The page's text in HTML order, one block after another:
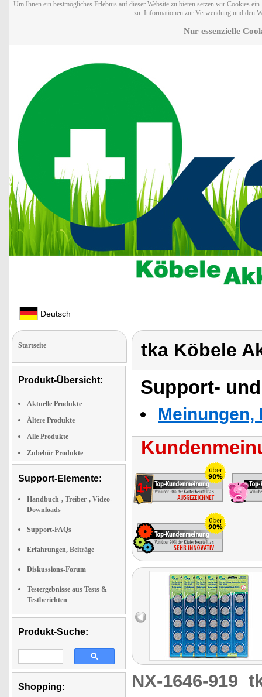
Um Ihnen ein bestmögliches Erlebnis auf dieser Website zu bieten setzen wir Cookies
zu. Informationen zur Verwendung und den
Nur essenzielle
Deutsch
Startseite
Produkt-Übersicht:
Aktuelle Produkte
Ältere Produkte
Alle Produkte
Zubehör Produkte
Support-Elemente:
Handbuch-, Treiber-, Video-
Downloads
Support-FAQs
Erfahrungen, Beiträge
Diskussions-Forum
Testergebnisse aus Tests &
Testberichten
Produkt-Suche:
Shopping:
tka Köbele
Support-
NX-1646-919